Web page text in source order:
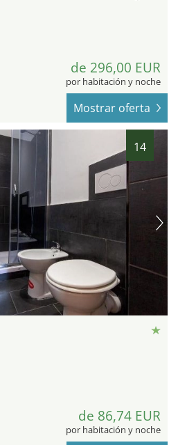
de 296,00 EUR
por habitación y noche
Mostrar oferta
14
de 86,74 EUR
por habitación y noche